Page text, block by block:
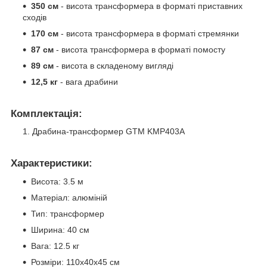
350 см - висота трансформера в форматі приставних
сходів
170 см - висота трансформера в форматі стремянки
87 см - висота трансформера в форматі помосту
89 см - висота в складеному вигляді
12,5 кг - вага драбини
Комплектація:
Драбина-трансформер GTM KMP403A
Характеристики:
Висота: 3.5 м
Матеріал: алюміній
Тип: трансформер
Ширина: 40 см
Вага: 12.5 кг
Розміри: 110x40x45 см